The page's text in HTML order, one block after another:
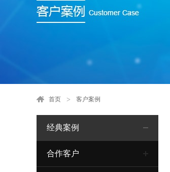
首页 客户案例
经典案例
合作客户